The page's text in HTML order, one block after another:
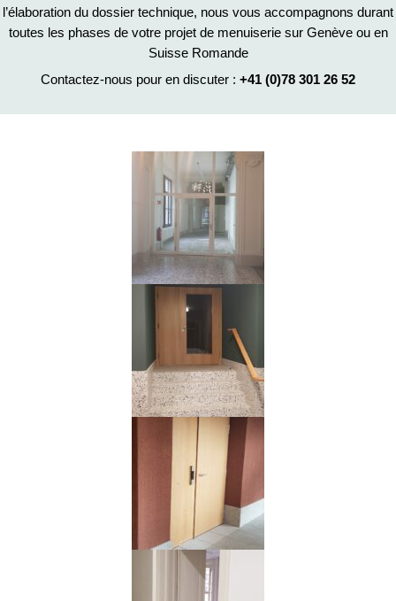
l’élaboration du dossier technique, nous vous accompagnons durant
toutes les phases de votre projet de menuiserie sur Genève ou en
Suisse Romande
Contactez-nous pour en discuter : +41 (0)78 301 26 52